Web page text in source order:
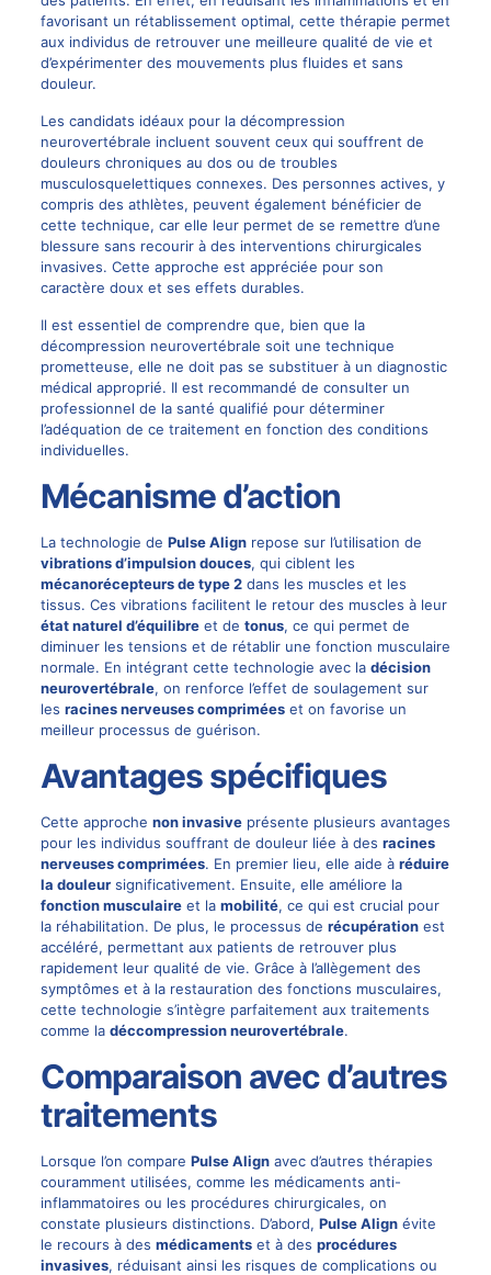
favorisant un rétablissement optimal, cette thérapie permet
aux individus de retrouver une meilleure qualité de vie et
d’expérimenter des mouvements plus fluides et sans
douleur.
Les candidats idéaux pour la décompression
neurovertébrale incluent souvent ceux qui souffrent de
douleurs chroniques au dos ou de troubles
musculosquelettiques connexes. Des personnes actives, y
compris des athlètes, peuvent également bénéficier de
cette technique, car elle leur permet de se remettre d’une
blessure sans recourir à des interventions chirurgicales
invasives. Cette approche est appréciée pour son
caractère doux et ses effets durables.
Il est essentiel de comprendre que, bien que la
décompression neurovertébrale soit une technique
prometteuse, elle ne doit pas se substituer à un diagnostic
médical approprié. Il est recommandé de consulter un
professionnel de la santé qualifié pour déterminer
l’adéquation de ce traitement en fonction des conditions
individuelles.
Mécanisme d’action
La technologie de Pulse Alignrepose sur l’utilisation de
vibrations d’impulsion douces, qui ciblent les
mécanorécepteurs de type 2dans les muscles et les
tissus. Ces vibrations facilitent le retour des muscles à leur
état naturel d’équilibreet de tonus, ce qui permet de
diminuer les tensions et de rétablir une fonction musculaire
normale. En intégrant cette technologie avec la décision
neurovertébrale, on renforce l’effet de soulagement sur
les racines nerveuses compriméeset on favorise un
meilleur processus de guérison.
Avantages spécifiques
Cette approche non invasiveprésente plusieurs avantages
pour les individus souffrant de douleur liée à des racines
nerveuses comprimées. En premier lieu, elle aide à réduire
la douleursignificativement. Ensuite, elle améliore la
fonction musculaireet la mobilité, ce qui est crucial pour
la réhabilitation. De plus, le processus de récupérationest
accéléré, permettant aux patients de retrouver plus
rapidement leur qualité de vie. Grâce à l’allègement des
symptômes et à la restauration des fonctions musculaires,
cette technologie s’intègre parfaitement aux traitements
comme la déccompression neurovertébrale.
Comparaison avec d’autres
traitements
Lorsque l’on compare Pulse Alignavec d’autres thérapies
couramment utilisées, comme les médicaments anti-
inflammatoires ou les procédures chirurgicales, on
constate plusieurs distinctions. D’abord, Pulse Alignévite
le recours à des médicamentset à des procédures
invasives, réduisant ainsi les risques de complications ou